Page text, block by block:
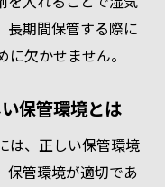
長期間保管する際に
欠かせません。
保管環境とは
は、正しい保管環境
保管環境が適切であ